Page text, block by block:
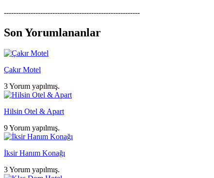
--------------------------------------------------------
Son Yorumlananlar
Çakır Motel
3 Yorum yapılmış.
Hilsin Otel & Apart
9 Yorum yapılmış.
İksir Hanım Konağı
3 Yorum yapılmış.